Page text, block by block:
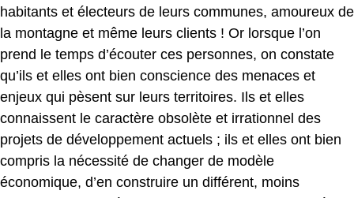
habitants et électeurs de leurs communes, amoureux de
la montagne et même leurs clients ! Or lorsque l’on
prend le temps d’écouter ces personnes, on constate
qu’ils et elles ont bien conscience des menaces et
enjeux qui pèsent sur leurs territoires. Ils et elles
connaissent le caractère obsolète et irrationnel des
projets de développement actuels ; ils et elles ont bien
compris la nécessité de changer de modèle
économique, d’en construire un différent, moins